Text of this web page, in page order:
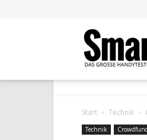
Start Technik
Technik